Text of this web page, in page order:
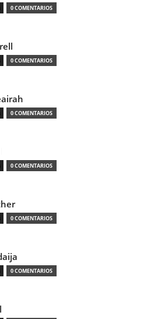
0 COMENTARIOS
0 COMENTARIOS
0 COMENTARIOS
0 COMENTARIOS
0 COMENTARIOS
0 COMENTARIOS